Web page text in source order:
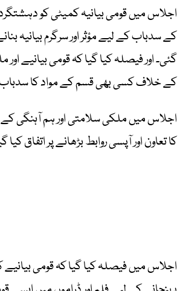
اجلاس میں قومی بیانیہ کمیٹی کو
کے سدباب کے لیے مؤثر اور سرگرم بیانیہ
گئی۔ اور فیصلہ کیا گیا کہ قومی بیانیے
کے خلاف کسی بھی قسم کے مواد کا سدباب
اجلاس میں ملکی سلامتی اور ہم آہنگی
کا تعاون اور آپسی روابط بڑھانے پر اتفاق کیا
اجلاس میں فیصلہ کیا گیا کہ قومی بیانیے